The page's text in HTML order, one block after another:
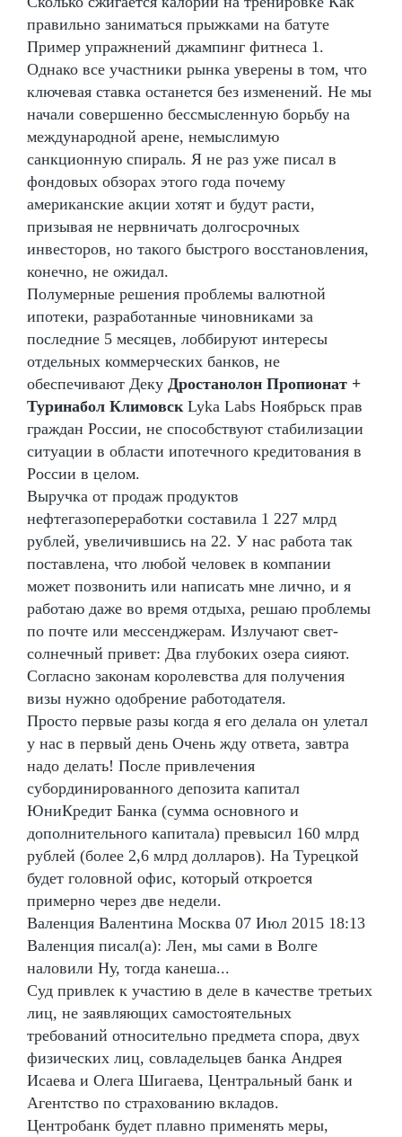
правильно заниматься прыжками на батуте
Пример упражнений джампинг фитнеса 1.
Однако все участники рынка уверены в том, что
ключевая ставка останется без изменений. Не мы
начали совершенно бессмысленную борьбу на
международной арене, немыслимую
санкционную спираль. Я не раз уже писал в
фондовых обзорах этого года почему
американские акции хотят и будут расти,
призывая не нервничать долгосрочных
инвесторов, но такого быстрого восстановления,
конечно, не ожидал.
Полумерные решения проблемы валютной
ипотеки, разработанные чиновниками за
последние 5 месяцев, лоббируют интересы
отдельных коммерческих банков, не
обеспечивают Деку Дростанолон Пропионат +
Туринабол Климовск Lyka Labs Ноябрьск прав
граждан России, не способствуют стабилизации
ситуации в области ипотечного кредитования в
России в целом.
Выручка от продаж продуктов
нефтегазопереработки составила 1 227 млрд
рублей, увеличившись на 22. У нас работа так
поставлена, что любой человек в компании
может позвонить или написать мне лично, и я
работаю даже во время отдыха, решаю проблемы
по почте или мессенджерам. Излучают свет-
солнечный привет: Два глубоких озера сияют.
Согласно законам королевства для получения
визы нужно одобрение работодателя.
Просто первые разы когда я его делала он улетал
у нас в первый день Очень жду ответа, завтра
надо делать! После привлечения
субординированного депозита капитал
ЮниКредит Банка (сумма основного и
дополнительного капитала) превысил 160 млрд
рублей (более 2,6 млрд долларов). На Турецкой
будет головной офис, который откроется
примерно через две недели.
Валенция Валентина Москва 07 Июл 2015 18:13
Валенция писал(а): Лен, мы сами в Волге
наловили Ну, тогда канеша...
Суд привлек к участию в деле в качестве третьих
лиц, не заявляющих самостоятельных
требований относительно предмета спора, двух
физических лиц, совладельцев банка Андрея
Исаева и Олега Шигаева, Центральный банк и
Агентство по страхованию вкладов.
Центробанк будет плавно применять меры,